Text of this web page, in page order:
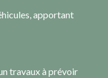
apportant
travaux à prévoir